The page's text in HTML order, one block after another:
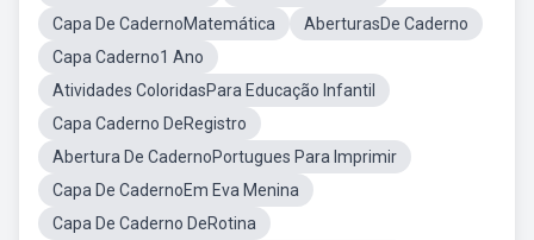
Capa De CadernoMatemática
AberturasDe Caderno
Capa Caderno1 Ano
Atividades ColoridasPara Educação Infantil
Capa Caderno DeRegistro
Abertura De CadernoPortugues Para Imprimir
Capa De CadernoEm Eva Menina
Capa De Caderno DeRotina